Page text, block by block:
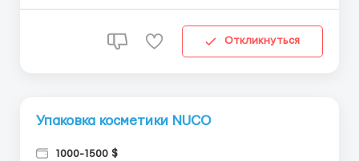
зарплата 5600-6500 злотых в месяц - *21,30 злотыхОткликнуться
Упаковка косметики NUCO
1000-1500 $